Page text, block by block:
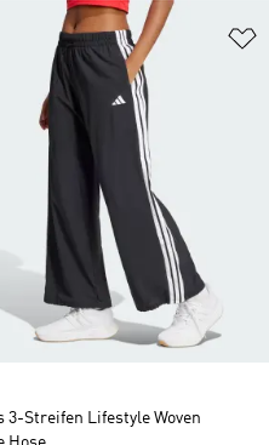
3-Streifen Lifestyle Woven